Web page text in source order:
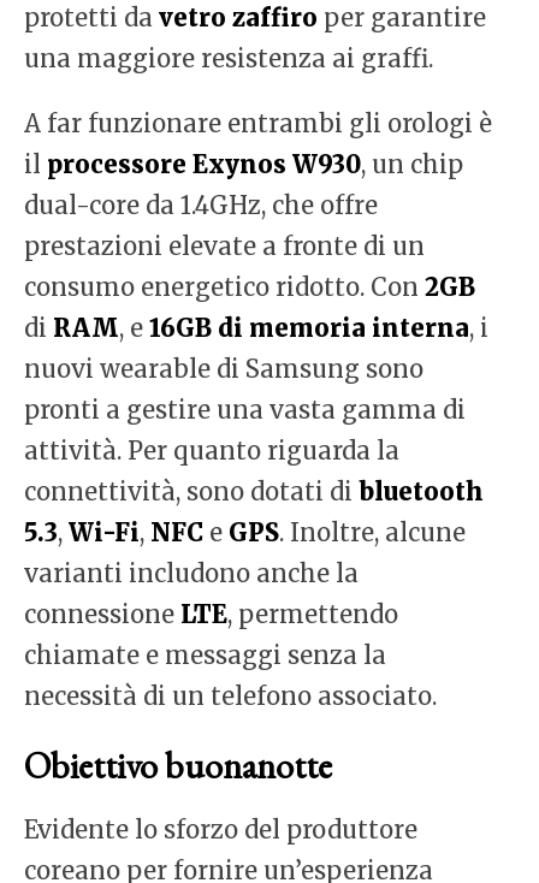
protetti da vetro zaffiro per garantire
una maggiore resistenza ai graffi.
A far funzionare entrambi gli orologi è
il processore Exynos W930, un chip
dual-core da 1.4GHz, che offre
prestazioni elevate a fronte di un
consumo energetico ridotto. Con 2GB
di RAM, e 16GB di memoria interna, i
nuovi wearable di Samsung sono
pronti a gestire una vasta gamma di
attività. Per quanto riguarda la
connettività, sono dotati di bluetooth
5.3, Wi-Fi, NFC e GPS. Inoltre, alcune
varianti includono anche la
connessione LTE, permettendo
chiamate e messaggi senza la
necessità di un telefono associato.
Obiettivo buonanotte
Evidente lo sforzo del produttore
coreano per fornire un’esperienza